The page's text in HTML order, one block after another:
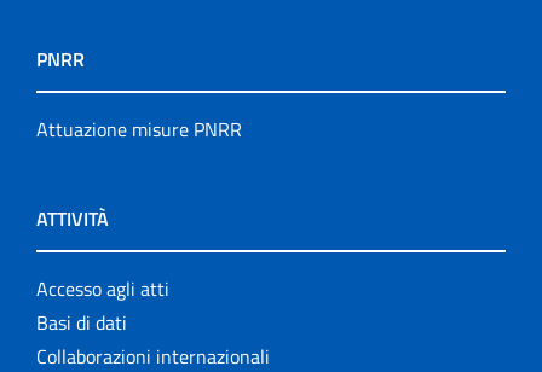
PNRR
Attuazione misure PNRR
ATTIVITÀ
Accesso agli atti
Basi di dati
Collaborazioni internazionali